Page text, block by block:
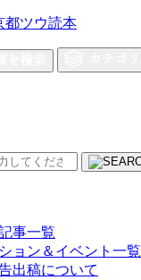
事一覧
ョン＆イベント一覧
出稿について